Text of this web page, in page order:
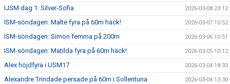
IJSM dag 1: Silver-Sofia 2026-03-08 23:12
ISM-söndagen: Malte fyra på 60m häck! 2026-03-07 10:52
ISM-söndagen: Simon femma på 200m 2026-03-06 10:51
ISM-söndagen: Matilda fyra på 60m häck! 2026-03-05 10:12
Alex höjdfyra i USM17 2026-03-04 18:33
Alexandre Trindade persade på 60m i Sollentuna 2026-03-04 13:30